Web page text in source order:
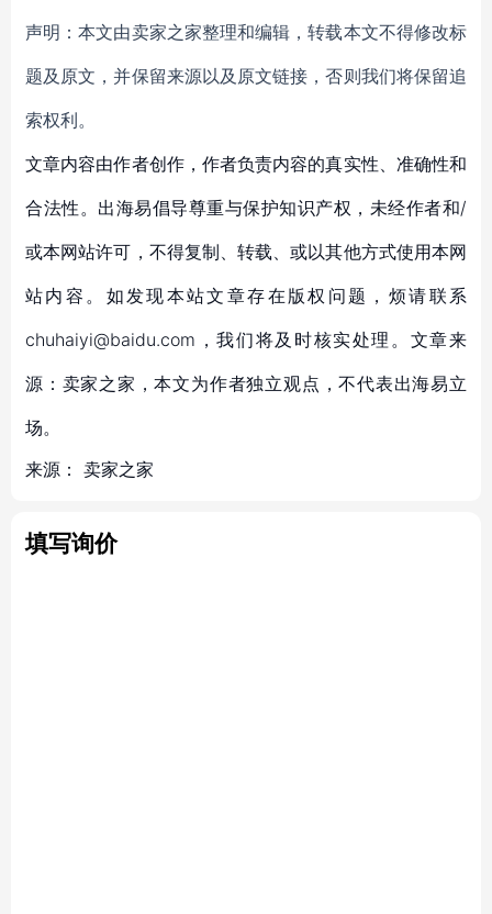
声明：本文由卖家之家整理和编辑，转载本文不得修改标
题及原文，并保留来源以及原文链接，否则我们将保留追
索权利。
文章内容由作者创作，作者负责内容的真实性、准确性和
合法性。出海易倡导尊重与保护知识产权，未经作者和/
或本网站许可，不得复制、转载、或以其他方式使用本网
站内容。如发现本站文章存在版权问题，烦请联系
chuhaiyi@baidu.com，我们将及时核实处理。文章来
源：卖家之家，本文为作者独立观点，不代表出海易立
场。
来源： 卖家之家
填写询价